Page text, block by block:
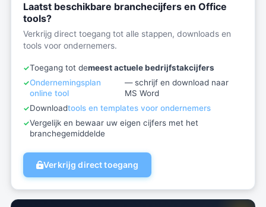
Laatst beschikbare branchecijfers en Office
tools?
Verkrijg direct toegang tot alle stappen, downloads en
tools voor ondernemers.
Toegang tot demeest actuele bedrijfstakcijfers
Ondernemingsplan
online tool
— schrijf en download naar
MS Word
Downloadtools en templates voor ondernemers
Vergelijk en bewaar uw eigen cijfers met het
branchegemiddelde
Verkrijg direct toegang